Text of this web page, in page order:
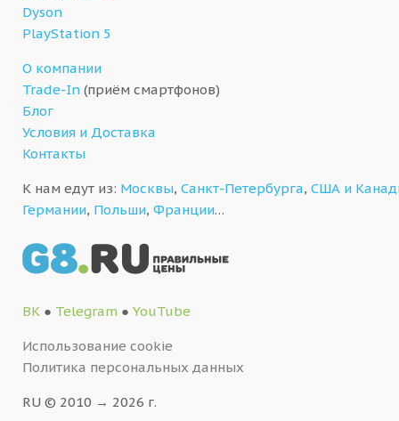
Dyson
PlayStation 5
О компании
Trade-In (приём смартфонов)
Блог
Условия и Доставка
Контакты
К нам едут из: Москвы, Санкт-Петербурга, США и
Германии, Польши, Франции…
ВК ● Telegram ● YouTube
Использование cookie
Политика персональных данных
RU © 2010 → 2026 г.